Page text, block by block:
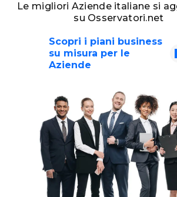
Le migliori Aziende italiane si
su Osservatori.net
Scopri i piani business
su misura per le
Aziende